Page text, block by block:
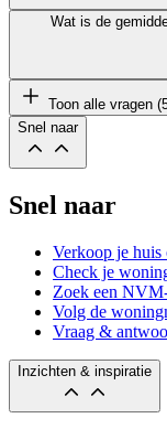
Wat is de
Toon alle vragen
Snel naar
Snel naar
Verkoop je huis
Check je
Zoek een
Volg de
Vraag &
Inzichten & inspiratie